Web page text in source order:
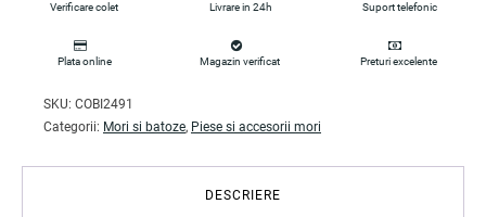
Verificare colet Livrare in 24h Suport telefonic
Plata online Magazin verificat Preturi excelente
SKU: COBI2491
Categorii: Mori si batoze, Piese si accesorii mori
DESCRIERE